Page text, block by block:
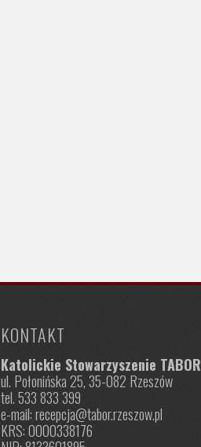
KONTAKT
Katolickie Stowarzyszenie TABOR
ul. Połonińska 25, 35-082 Rzeszów
tel. 533 833 399
e-mail: recepcja@tabor.rzeszow.pl
KRS: 0000338176